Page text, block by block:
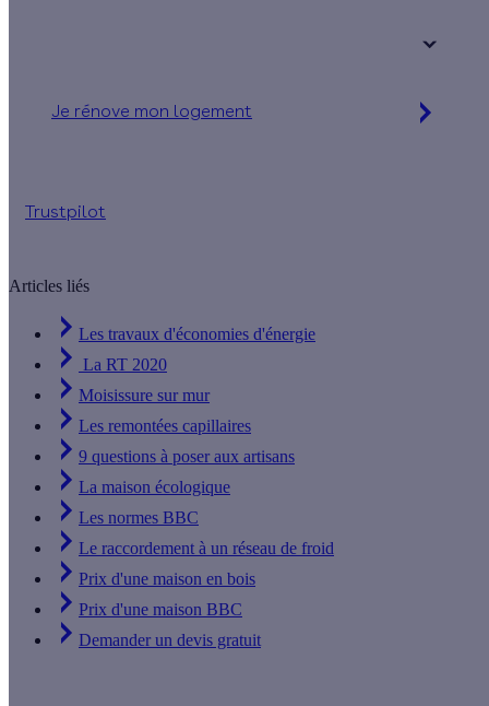
Je rénove mon logement
Trustpilot
Articles liés
Les travaux d'économies d'énergie
La RT 2020
Moisissure sur mur
Les remontées capillaires
9 questions à poser aux artisans
La maison écologique
Les normes BBC
Le raccordement à un réseau de froid
Prix d'une maison en bois
Prix d'une maison BBC
Demander un devis gratuit